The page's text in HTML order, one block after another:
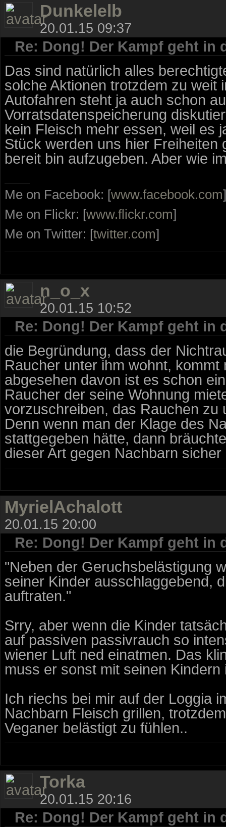
Dunkelelb
20.01.15 09:37
Re: Dong! Der Kampf geht in
Das sind natürlich alles
solche Aktionen trotzdem zu weit
Autofahren steht ja auch schon
Vorratsdatenspeicherung
kein Fleisch mehr essen, weil es
Stück werden uns hier Freiheiten
bereit bin aufzugeben. Aber wie
Me on Facebook: [www.facebook.com]
Me on Flickr: [www.flickr.com]
Me on Twitter: [twitter.com]
n_o_x
20.01.15 10:52
Re: Dong! Der Kampf geht in
die Begründung, dass der
Raucher unter ihm wohnt,
abgesehen davon ist es schon
Raucher der seine Wohnung
vorzuschreiben, das Rauchen zu
Denn wenn man der Klage des
stattgegeben hätte, dann
dieser Art gegen Nachbarn
MyrielAchalott
20.01.15 20:00
Re: Dong! Der Kampf geht in
"Neben der Geruchsbelästigung
seiner Kinder ausschlaggebend,
auftraten."
Srry, aber wenn die Kinder
auf passiven passivrauch so
wiener Luft ned einatmen. Das
muss er sonst mit seinen
Ich riechs bei mir auf der Loggia
Nachbarn Fleisch grillen,
Veganer belästigt zu fühlen..
Torka
20.01.15 20:16
Re: Dong! Der Kampf geht in